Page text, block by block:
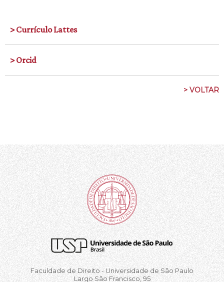
> Currículo Lattes
> Orcid
> VOLTAR
Faculdade de Direito - Universidade de São Paulo
Largo São Francisco, 95